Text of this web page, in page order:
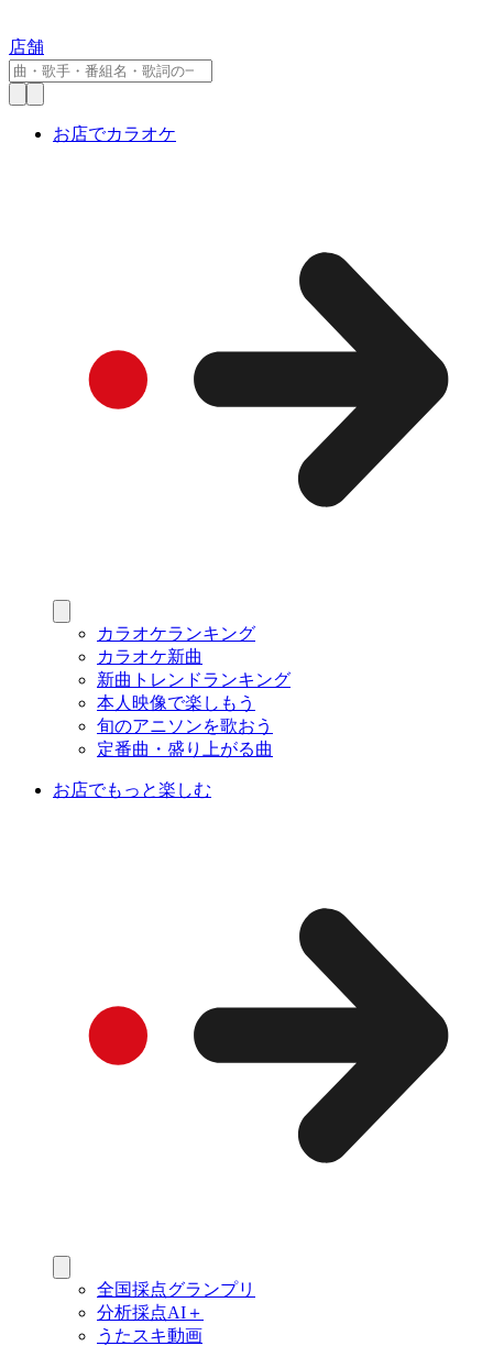
店舗
お店でカラオケ
カラオケランキング
カラオケ新曲
新曲トレンドランキング
本人映像で楽しもう
旬のアニソンを歌おう
定番曲・盛り上がる曲
お店でもっと楽しむ
全国採点グランプリ
分析採点AI＋
うたスキ動画